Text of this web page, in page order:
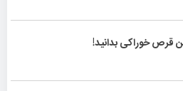
قرص خوراکی بدانید!